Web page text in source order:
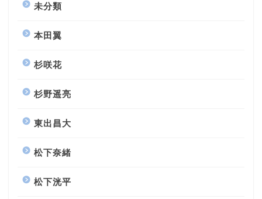
未分類
本田翼
杉咲花
杉野遥亮
東出昌大
松下奈緒
松下洸平